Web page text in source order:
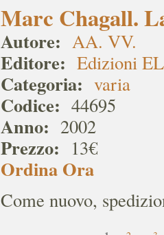
Marc Chagall.
Autore: AA. VV.
Editore: Edizioni EL
Categoria: varia
Codice: 44695
Anno: 2002
Prezzo: 13€
Ordina Ora
Come nuovo,